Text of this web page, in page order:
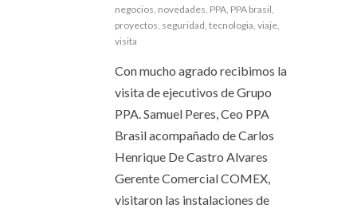
negocios novedades PPA PPA brasil
proyectos seguridad tecnologia viaje
visita
Con mucho agrado recibimos la
visita de ejecutivos de Grupo
PPA. Samuel Peres, Ceo PPA
Brasil acompañado de Carlos
Henrique De Castro Alvares
Gerente Comercial COMEX,
visitaron las instalaciones de